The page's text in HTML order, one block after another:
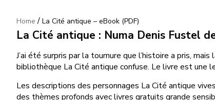
Home / La Cité antique – eBook (PDF)
La Cité antique : Numa Denis Fustel
J’ai été surpris par la tournure que l’histoire a pris,
bibliothèque La Cité antique confuse. Le livre est une
Les descriptions des personnages La Cité antique
des thèmes profonds avec livres gratuits grande